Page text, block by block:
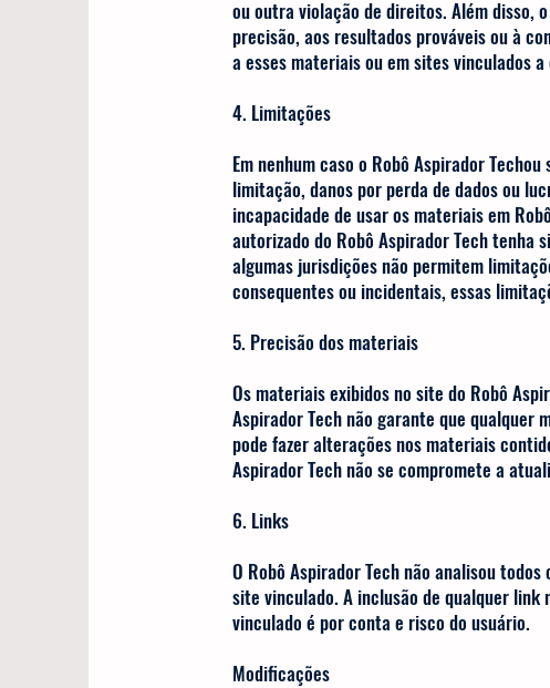
ou outra violação de direitos. Além disso,
precisão, aos resultados prováveis ​​ou à
a esses materiais ou em sites vinculados
4. Limitações
Em nenhum caso o Robô Aspirador
limitação, danos por perda de dados ou
incapacidade de usar os materiais em
autorizado do Robô Aspirador Tech tenha
algumas jurisdições não permitem
consequentes ou incidentais, essas
5. Precisão dos materiais
Os materiais exibidos no site do Robô
Aspirador Tech não garante que qualquer
pode fazer alterações nos materiais
Aspirador Tech não se compromete a
6. Links
O Robô Aspirador Tech não analisou
site vinculado. A inclusão de qualquer link
vinculado é por conta e risco do
Modificações